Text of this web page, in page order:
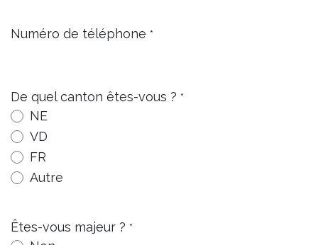
Numéro de téléphone *
De quel canton êtes-vous ? *
NE
VD
FR
Autre
Êtes-vous majeur ? *